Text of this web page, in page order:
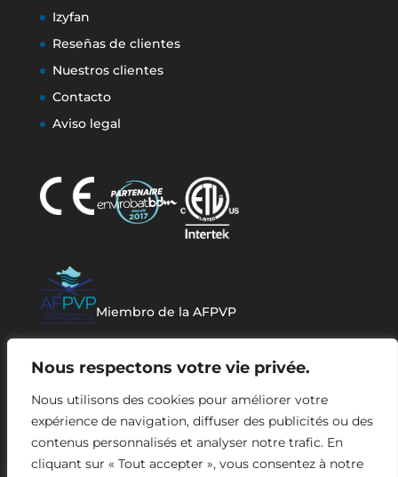
Nous respectons votre vie privée.
Nous utilisons des cookies pour améliorer votre
expérience de navigation, diffuser des publicités ou des
contenus personnalisés et analyser notre trafic. En
cliquant sur « Tout accepter », vous consentez à notre
Izyfan
Reseñas de clientes
Nuestros clientes
Contacto
Aviso legal
Miembro de la AFPVP